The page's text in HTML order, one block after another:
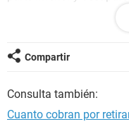
mi vientre un poquito
pezones como
tendria mi periodo de
Compartir
Consulta también:
Cuanto cobran por